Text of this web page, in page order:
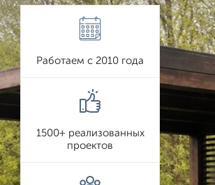
Работаем с 2010 года
1500+ реализованных
проектов